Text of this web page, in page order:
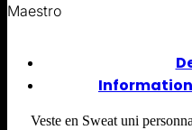
Maestro
Veste en Sweat uni